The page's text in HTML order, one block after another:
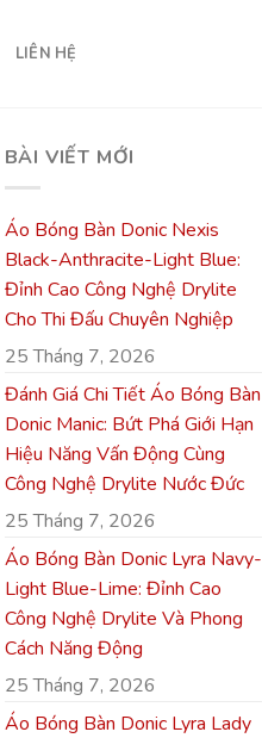
LIÊN HỆ
BÀI VIẾT MỚI
Áo Bóng Bàn Donic Nexis
Black-Anthracite-Light Blue:
Đỉnh Cao Công Nghệ Drylite
Cho Thi Đấu Chuyên Nghiệp
25 Tháng 7, 2026
Đánh Giá Chi Tiết Áo Bóng Bàn
Donic Manic: Bứt Phá Giới Hạn
Hiệu Năng Vấn Động Cùng
Công Nghệ Drylite Nước Đức
25 Tháng 7, 2026
Áo Bóng Bàn Donic Lyra Navy-
Light Blue-Lime: Đỉnh Cao
Công Nghệ Drylite Và Phong
Cách Năng Động
25 Tháng 7, 2026
Áo Bóng Bàn Donic Lyra Lady